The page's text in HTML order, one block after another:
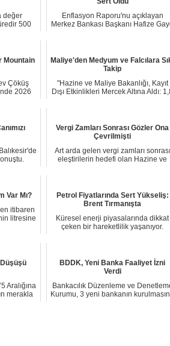
değer
500
Enflasyon Raporu'nu açıklayan
Merkez Bankası Başkanı Hafize
Mountain
Çöküş
2026
Maliye'den Medyum ve Falcılara
Takip
"Hazine ve Maliye Bakanlığı, Kayıt
Dışı Etkinlikleri Mercek Altına Aldı:
Vergi Zamları Sonrası Gözler Ona
Çevrilmişti
Art arda gelen vergi zamları sonrası
eleştirilerin hedefi olan Hazine ve
Var Mı?
itibaren
litresine
Petrol Fiyatlarında Sert Yükseliş:
Brent Tırmanışta
Küresel enerji piyasalarında dikkat
çeken bir hareketlilik yaşanıyor.
Düşüşü
Aralığına
merakla
BDDK, Yeni Banka Faaliyet İzni
Verdi
Bankacılık Düzenleme ve
Kurumu, 3 yeni bankanın